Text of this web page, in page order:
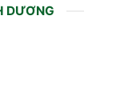
DƯƠNG